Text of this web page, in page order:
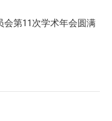
会第11次学术年会圆满